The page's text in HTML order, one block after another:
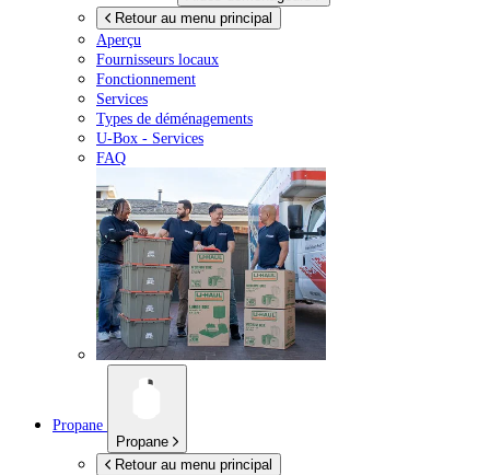
Retour au menu principal
Aperçu
Fournisseurs locaux
Fonctionnement
Services
Types de déménagements
U-Box - Services
FAQ
Propane
Propane
Retour au menu principal